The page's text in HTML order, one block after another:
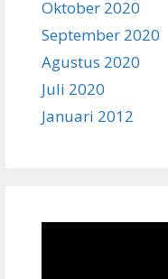
Oktober 2020
September 2020
Agustus 2020
Juli 2020
Januari 2012